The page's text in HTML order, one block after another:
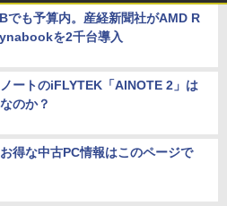
でも予算内。産経新聞社がAMD R
を2千台導入
ートのiFLYTEK「AINOTE 2」は
のか？
得な中古PC情報はこのページで